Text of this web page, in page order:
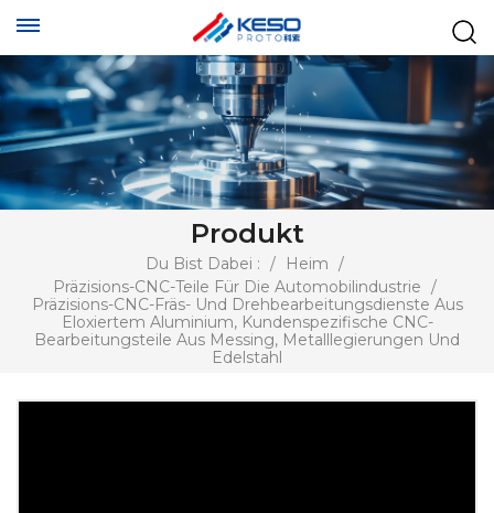
Produkt
Du Bist Dabei : / Heim /
Präzisions-CNC-Teile Für Die Automobilindustrie /
Präzisions-CNC-Fräs- Und Drehbearbeitungsdienste Aus
Eloxiertem Aluminium, Kundenspezifische CNC-
Bearbeitungsteile Aus Messing, Metalllegierungen Und
Edelstahl